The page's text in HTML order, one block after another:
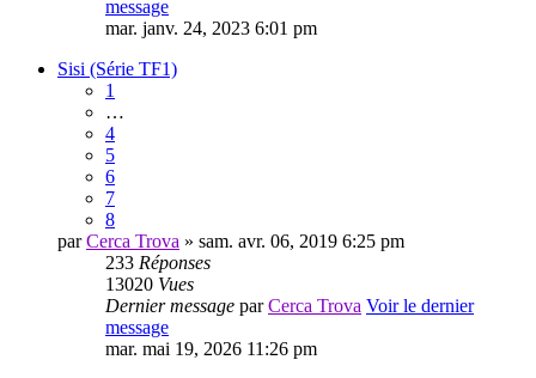
message
mar. janv. 24, 2023 6:01 pm
Sisi (Série TF1)
1
…
4
5
6
7
8
parCerca Trova » sam. avr. 06, 2019 6:25 pm
233 Réponses
13020 Vues
Dernier message parCerca Trova Voir le dernier
message
mar. mai 19, 2026 11:26 pm